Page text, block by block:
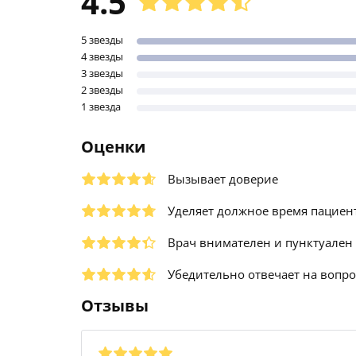
5 звезды
4 звезды
3 звезды
2 звезды
1 звезда
Оценки
Вызывает доверие
Уделяет должное время
Врач внимателен и пунктуален
Убедительно отвечает на
Отзывы